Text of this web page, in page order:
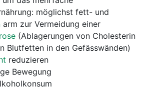
möglichst fett- und
arm zur Vermeidung einer
(Ablagerungen von Cholesterin
Blutfetten in den Gefässwänden)
reduzieren
Bewegung